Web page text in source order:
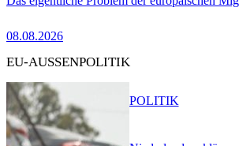
08.08.2026
EU-AUSSENPOLITIK
POLITIK